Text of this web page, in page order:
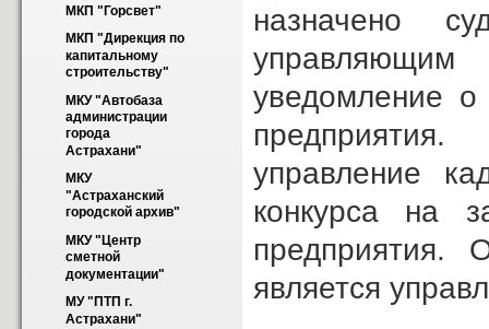
МКП "Горсвет"
МКП "Дирекция по
капитальному
строительству"
МКУ "Автобаза
администрации
города
Астрахани"
МКУ
"Астраханский
городской архив"
МКУ "Центр
сметной
документации"
МУ "ПТП г.
Астрахани"
назначено
уведомление о
управление
конкурса на
предприятия.
является